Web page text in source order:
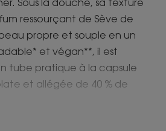
ressourçant de Sève de
propre et souple en un
et végan**, il est
tube pratique à la capsule
et allégée de 40 % de